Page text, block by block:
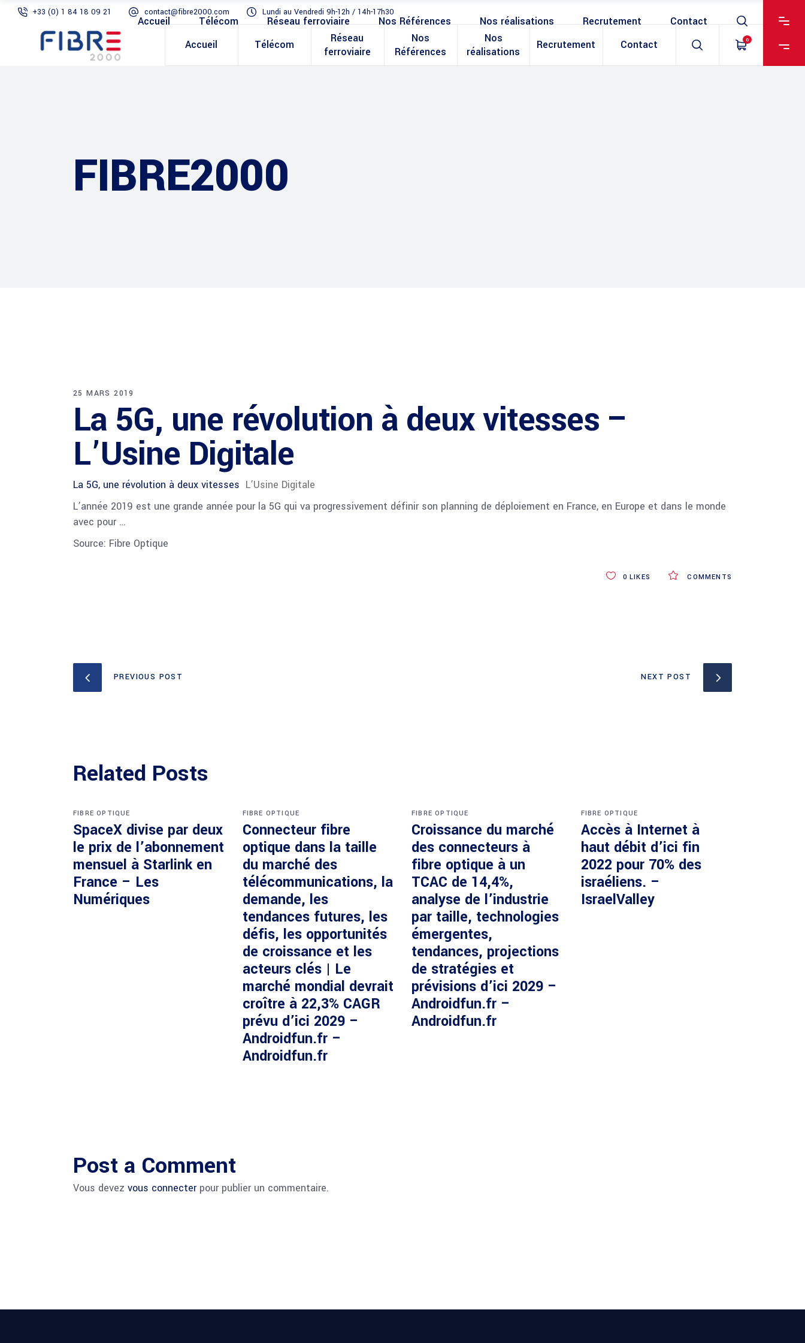
+33 (0) 1 84 18 09 21 contact@fibre2000.com Lundi au Vendredi 9h-12h / 14h-17h30
Accueil Télécom
Réseau
ferroviaire
Nos
Références
Nos
réalisations
Recrutement Contact 0
Accueil Télécom Réseau ferroviaire Nos Références Nos réalisations Recrutement Contact
FIBRE2000
25 MARS 2019
La 5G, une révolution à deux vitesses –
L’Usine Digitale
La 5G, une révolution à deux vitesses L’Usine Digitale
L’année 2019 est une grande année pour la 5G qui va progressivement définir son planning de déploiement en France, en Europe et dans le monde
avec pour …
Source: Fibre Optique
COMMENTS
0 LIKES
PREVIOUS POST NEXT POST
Related Posts
FIBRE OPTIQUE
SpaceX divise par deux
le prix de l’abonnement
mensuel à Starlink en
France – Les
Numériques
FIBRE OPTIQUE
Connecteur fibre
optique dans la taille
du marché des
télécommunications, la
demande, les
tendances futures, les
défis, les opportunités
de croissance et les
acteurs clés | Le
marché mondial devrait
croître à 22,3% CAGR
prévu d’ici 2029 –
Androidfun.fr –
Androidfun.fr
FIBRE OPTIQUE
Croissance du marché
des connecteurs à
fibre optique à un
TCAC de 14,4%,
analyse de l’industrie
par taille, technologies
émergentes,
tendances, projections
de stratégies et
prévisions d’ici 2029 –
Androidfun.fr –
Androidfun.fr
FIBRE OPTIQUE
Accès à Internet à
haut débit d’ici fin
2022 pour 70% des
israéliens. –
IsraelValley
Post a Comment
Vous devez vous connecterpour publier un commentaire.